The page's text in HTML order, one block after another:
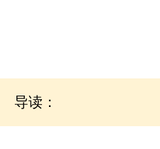
导读：